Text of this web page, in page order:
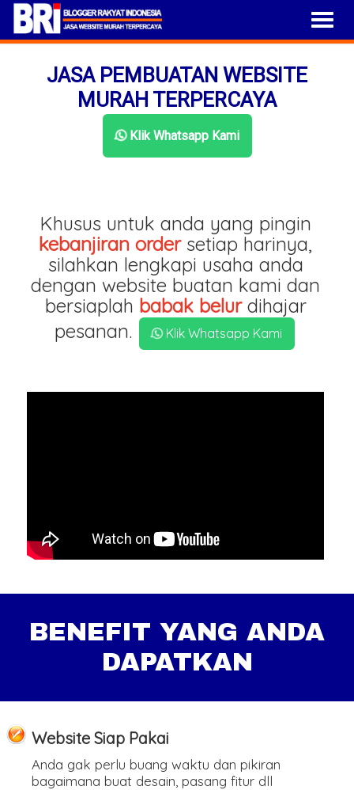
JASA PEMBUATAN WEBSITE
MURAH TERPERCAYA
Klik Whatsapp Kami
Khusus untuk anda yang pingin
kebanjiran ordersetiap harinya,
silahkan lengkapi usaha anda
dengan website buatan kami dan
bersiaplah babak belurdihajar
pesanan.
Klik Whatsapp Kami
BENEFIT YANG ANDA
DAPATKAN
Website Siap Pakai
Anda gak perlu buang waktu dan pikiran
bagaimana buat desain, pasang fitur dll